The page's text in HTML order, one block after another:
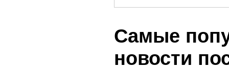
Самые
новости